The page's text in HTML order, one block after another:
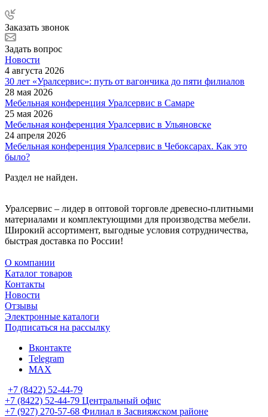
Заказать звонок
Задать вопрос
Новости
4 августа 2026
30 лет «Уралсервис»: путь от вагончика до пяти филиалов
28 мая 2026
Мебельная конференция Уралсервис в Самаре
25 мая 2026
Мебельная конференция Уралсервис в Ульяновске
24 апреля 2026
Мебельная конференция Уралсервис в Чебоксарах. Как это
было?
Раздел не найден.
Уралсервис – лидер в оптовой торговле древесно-плитными
материалами и комплектующими для производства мебели.
Широкий ассортимент, выгодные условия сотрудничества,
быстрая доставка по России!
О компании
Каталог товаров
Контакты
Новости
Отзывы
Электронные каталоги
Подписаться на рассылку
Вконтакте
Telegram
MAX
+7 (8422) 52-44-79
+7 (8422) 52-44-79 Центральный офис
+7 (927) 270-57-68 Филиал в Засвияжском районе